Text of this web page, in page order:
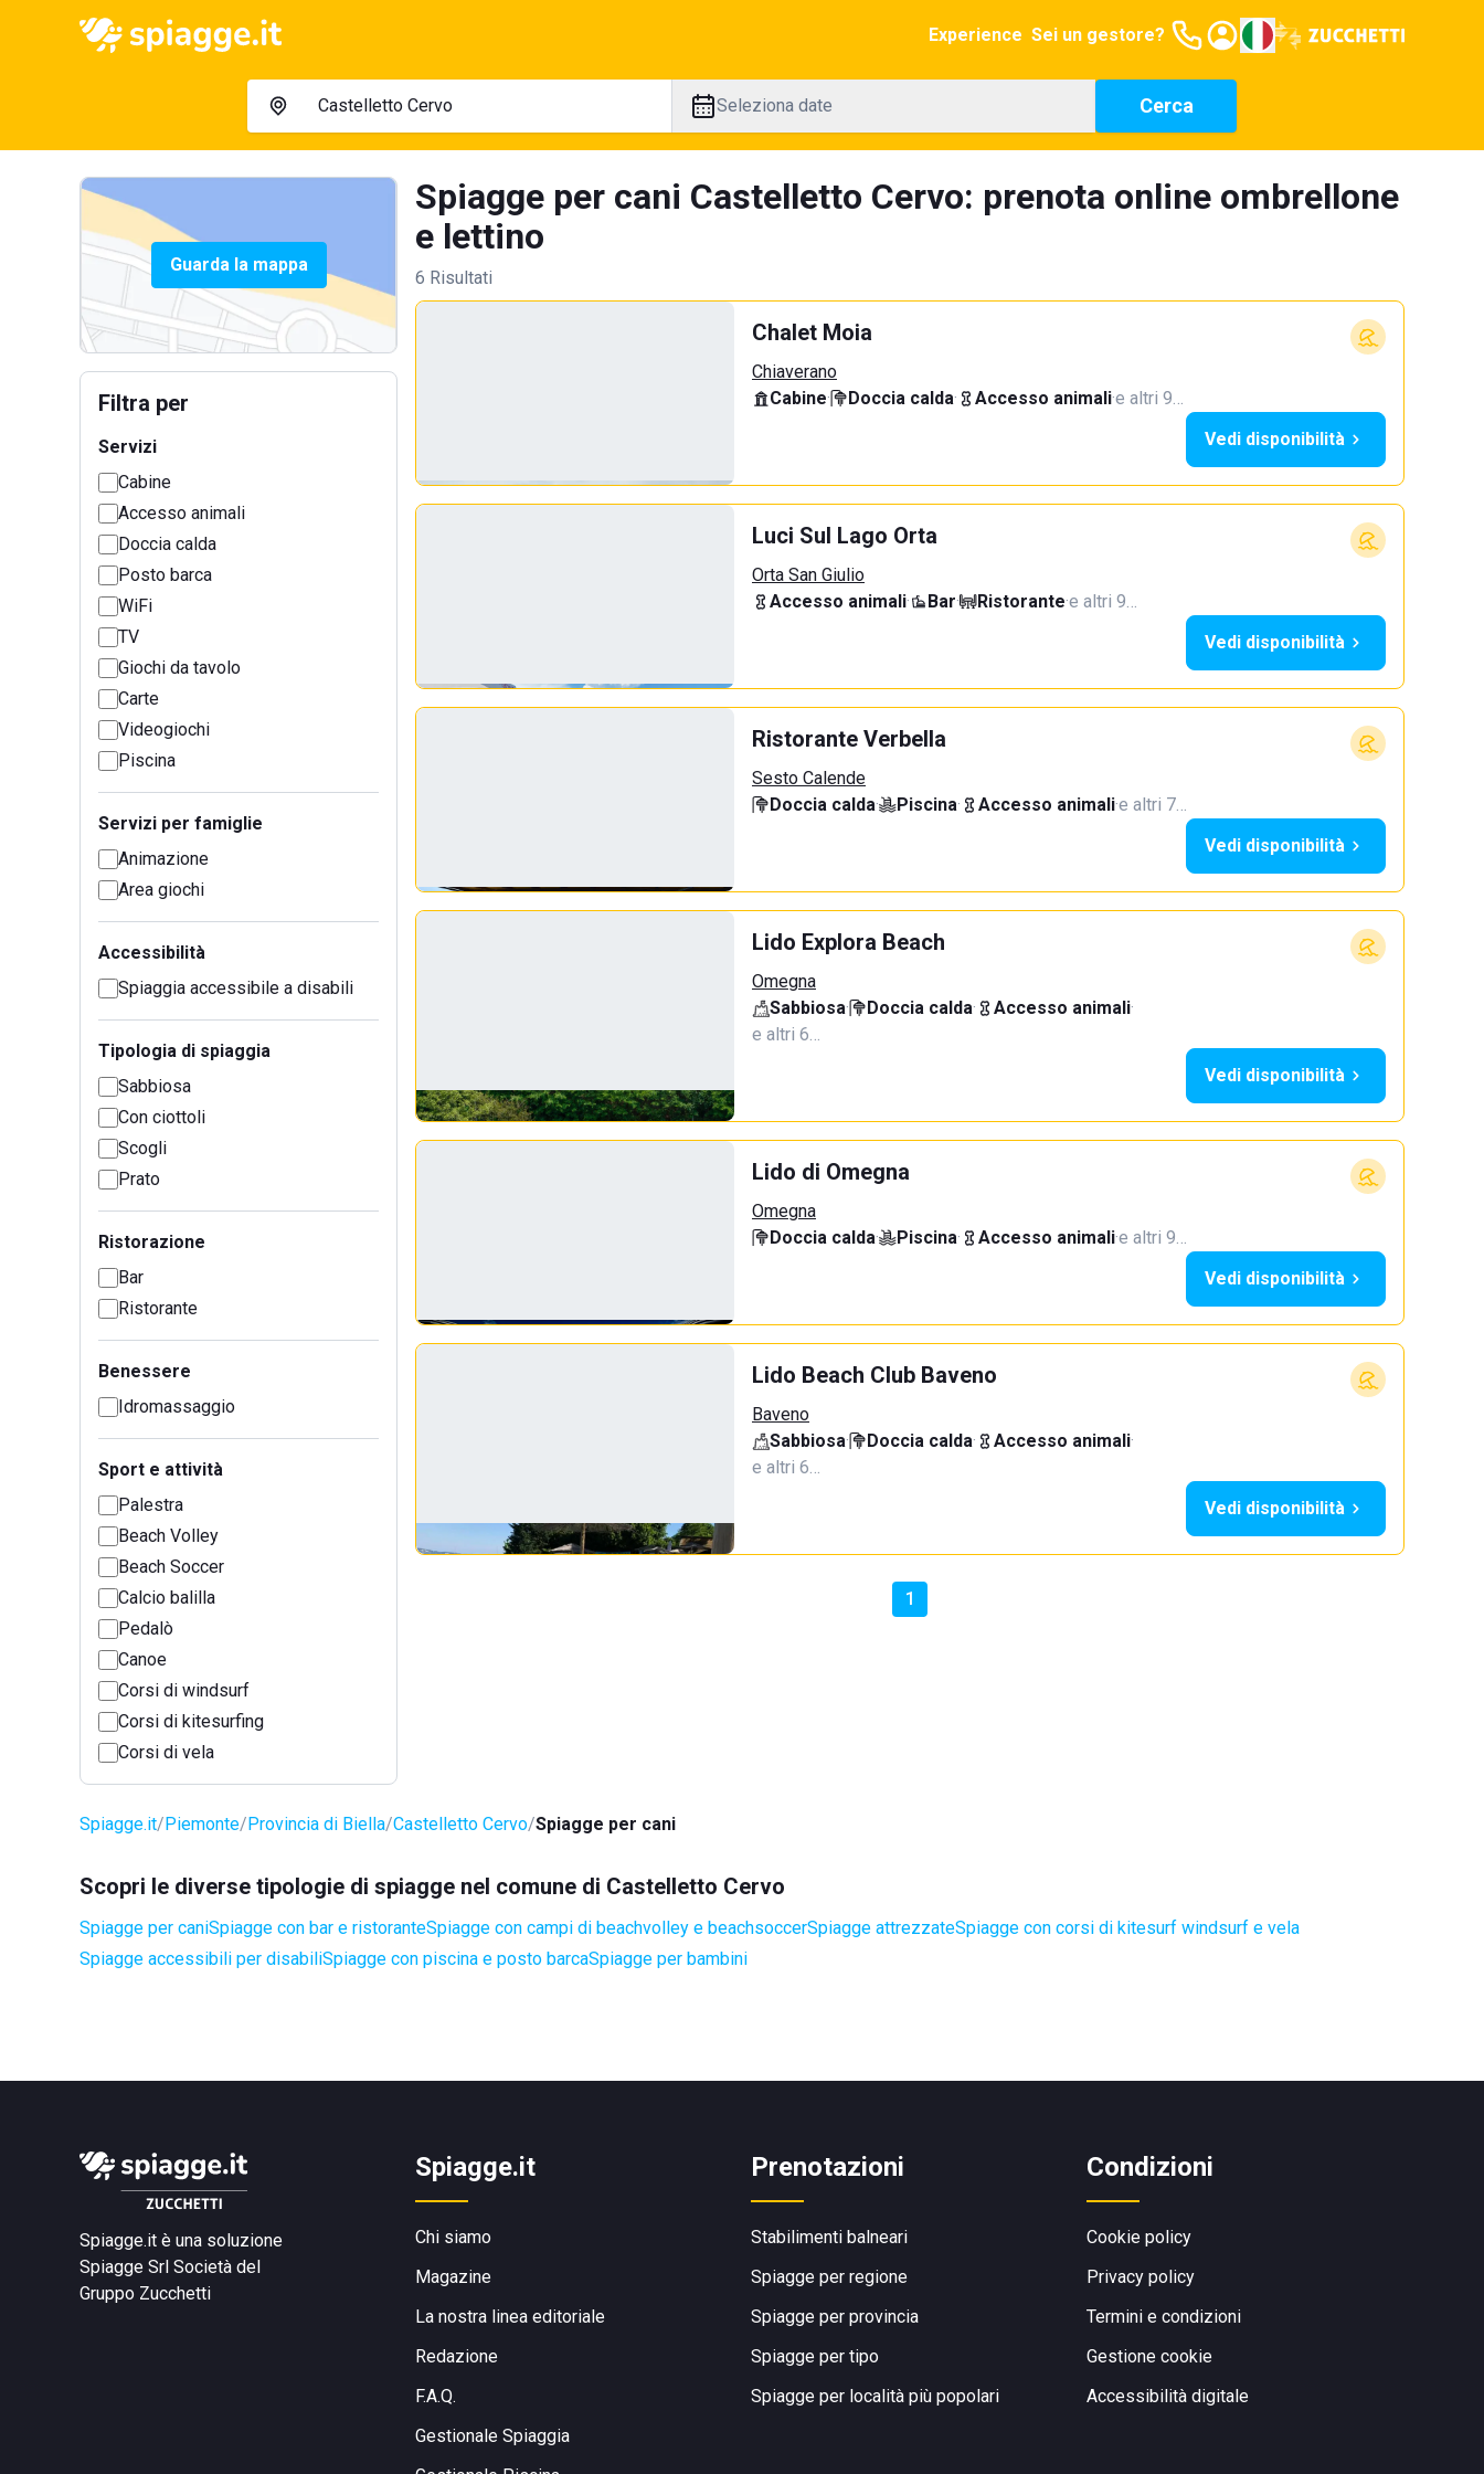
Experience Sei un gestore?
Seleziona date Cerca
Guarda la mappa
Filtra per
Servizi
Cabine
Accesso animali
Doccia calda
Posto barca
WiFi
TV
Giochi da tavolo
Carte
Videogiochi
Piscina
Servizi per famiglie
Animazione
Area giochi
Accessibilità
Spiaggia accessibile a disabili
Tipologia di spiaggia
Sabbiosa
Con ciottoli
Scogli
Prato
Ristorazione
Bar
Ristorante
Benessere
Idromassaggio
Sport e attività
Palestra
Beach Volley
Beach Soccer
Calcio balilla
Pedalò
Canoe
Corsi di windsurf
Corsi di kitesurfing
Corsi di vela
Spiagge per cani Castelletto Cervo: prenota online ombrellone
e lettino
6 Risultati
Chalet Moia
Chiaverano
Cabine· Doccia calda· Accesso animali·e altri 9…
Vedi disponibilità
Luci Sul Lago Orta
Orta San Giulio
Accesso animali· Bar· Ristorante·e altri 9…
Vedi disponibilità
Ristorante Verbella
Sesto Calende
Doccia calda· Piscina· Accesso animali·e altri 7…
Vedi disponibilità
Lido Explora Beach
Omegna
Sabbiosa· Doccia calda· Accesso animali·
e altri 6…
Vedi disponibilità
Lido di Omegna
Omegna
Doccia calda· Piscina· Accesso animali·e altri 9…
Vedi disponibilità
Lido Beach Club Baveno
Baveno
Sabbiosa· Doccia calda· Accesso animali·
e altri 6…
Vedi disponibilità
1
Spiagge.it Piemonte Provincia di Biella Castelletto Cervo Spiagge per cani
Scopri le diverse tipologie di spiagge nel comune di Castelletto Cervo
Spiagge per caniSpiagge con bar e ristoranteSpiagge con campi di beachvolley e beachsoccerSpiagge attrezzateSpiagge con corsi di kitesurf windsurf e vela
Spiagge accessibili per disabiliSpiagge con piscina e posto barcaSpiagge per bambini
Spiagge.it è una soluzione
Spiagge Srl Società del
Gruppo Zucchetti
Spiagge.it
Chi siamo
Magazine
La nostra linea editoriale
Redazione
F.A.Q.
Gestionale Spiaggia
Prenotazioni
Stabilimenti balneari
Spiagge per regione
Spiagge per provincia
Spiagge per tipo
Spiagge per località più popolari
Condizioni
Cookie policy
Privacy policy
Termini e condizioni
Gestione cookie
Accessibilità digitale